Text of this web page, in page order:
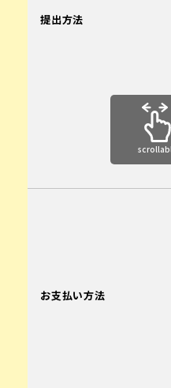
提出方法
お支払い方法